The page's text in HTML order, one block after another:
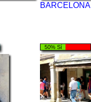
BARCELONA
50% Sí